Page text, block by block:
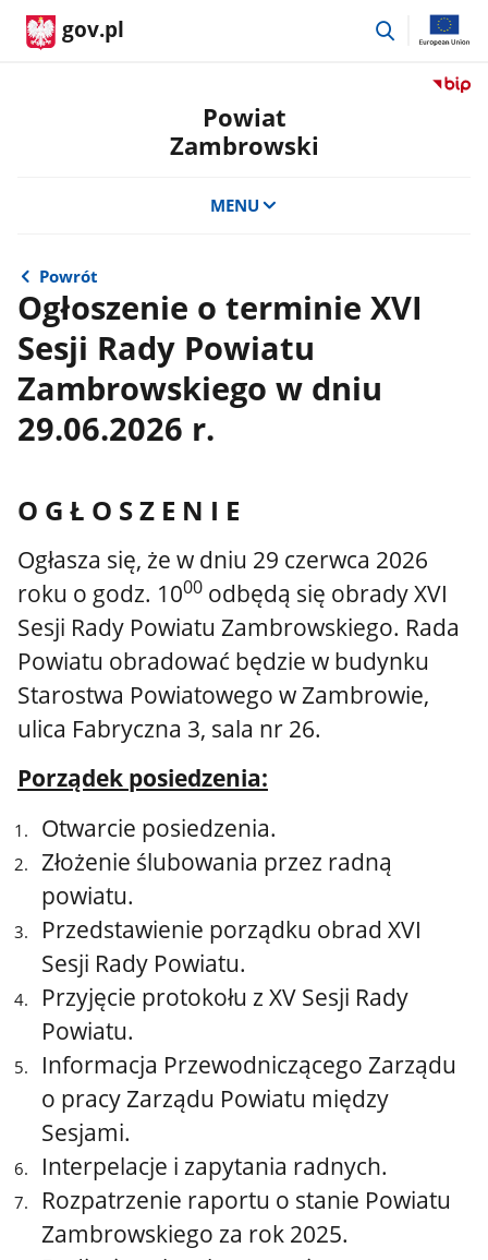
gov.pl
przejdź
Przejdź
Powiat
Zambrowski
MENU
Powrót
Ogłoszenie o terminie XVI
Sesji Rady Powiatu
Zambrowskiego w dniu
29.06.2026 r.
O G Ł O S Z E N I E
Ogłasza się, że w dniu 29 czerwca 2026
roku o godz. 1000odbędą się obrady XVI
Sesji Rady Powiatu Zambrowskiego. Rada
Powiatu obradować będzie w budynku
Starostwa Powiatowego w Zambrowie,
ulica Fabryczna 3, sala nr 26.
Porządek posiedzenia:
Otwarcie posiedzenia.
Złożenie ślubowania przez radną
powiatu.
Przedstawienie porządku obrad XVI
Sesji Rady Powiatu.
Przyjęcie protokołu z XV Sesji Rady
Powiatu.
Informacja Przewodniczącego Zarządu
o pracy Zarządu Powiatu między
Sesjami.
Interpelacje i zapytania radnych.
Rozpatrzenie raportu o stanie Powiatu
Zambrowskiego za rok 2025.